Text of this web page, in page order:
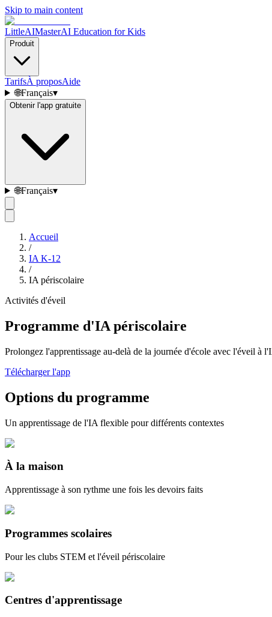
Skip to main content
LittleAIMasterAI Education for Kids
Produit
TarifsÀ proposAide
🌐Français▾
Obtenir l'app gratuite
🌐Français▾
Accueil
/
IA K-12
/
IA périscolaire
Activités d'éveil
Programme d'IA périscolaire
Prolongez l'apprentissage au-delà de la journée d'école avec l'éveil à
Télécharger l'app
Options du programme
Un apprentissage de l'IA flexible pour différents contextes
À la maison
Apprentissage à son rythme une fois les devoirs faits
Programmes scolaires
Pour les clubs STEM et l'éveil périscolaire
Centres d'apprentissage